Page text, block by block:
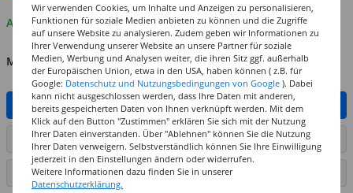
Auf Lager
MENGE
IN DEN WARENKORB
ARTIKEL AUF WUNSCHLISTE SETZEN
SEITE DRUCKEN
Wir verwenden Cookies, um Inhalte und Anzeigen zu personalisieren,
Funktionen für soziale Medien anbieten zu können und die Zugriffe
auf unsere Website zu analysieren. Zudem geben wir Informationen zu
Ihrer Verwendung unserer Website an unsere Partner für soziale
Medien, Werbung und Analysen weiter, die ihren Sitz ggf. außerhalb
der Europäischen Union, etwa in den USA, haben können ( z.B. für
Google: Datenschutz und Nutzungsbedingungen von Google ). Dabei
kann nicht ausgeschlossen werden, dass Ihre Daten mit anderen,
bereits gespeicherten Daten von Ihnen verknüpft werden. Mit dem
Klick auf den Button "Zustimmen" erklären Sie sich mit der Nutzung
Ihrer Daten einverstanden. Über "Ablehnen" können Sie die Nutzung
Ihrer Daten verweigern. Selbstverständlich können Sie Ihre Einwilligung
jederzeit in den Einstellungen ändern oder widerrufen.
Weitere Informationen dazu finden Sie in unserer
Datenschutzerklärung.